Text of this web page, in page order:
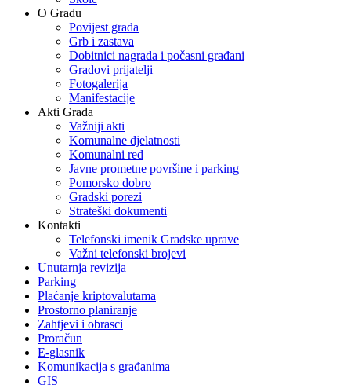
O Gradu
Povijest grada
Grb i zastava
Dobitnici nagrada i počasni građani
Gradovi prijatelji
Fotogalerija
Manifestacije
Akti Grada
Važniji akti
Komunalne djelatnosti
Komunalni red
Javne prometne površine i parking
Pomorsko dobro
Gradski porezi
Strateški dokumenti
Kontakti
Telefonski imenik Gradske uprave
Važni telefonski brojevi
Unutarnja revizija
Parking
Plaćanje kriptovalutama
Prostorno planiranje
Zahtjevi i obrasci
Proračun
E-glasnik
Komunikacija s građanima
GIS